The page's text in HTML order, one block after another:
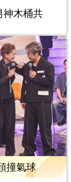
木桶共
撞氣球